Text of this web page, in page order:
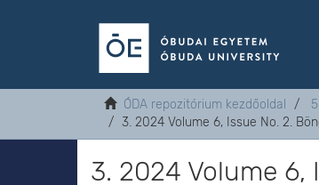
ÓDA repozitórium kezdőoldal
3. 2024 Volume 6, Issue No. 2.
3. 2024 Volume 6,